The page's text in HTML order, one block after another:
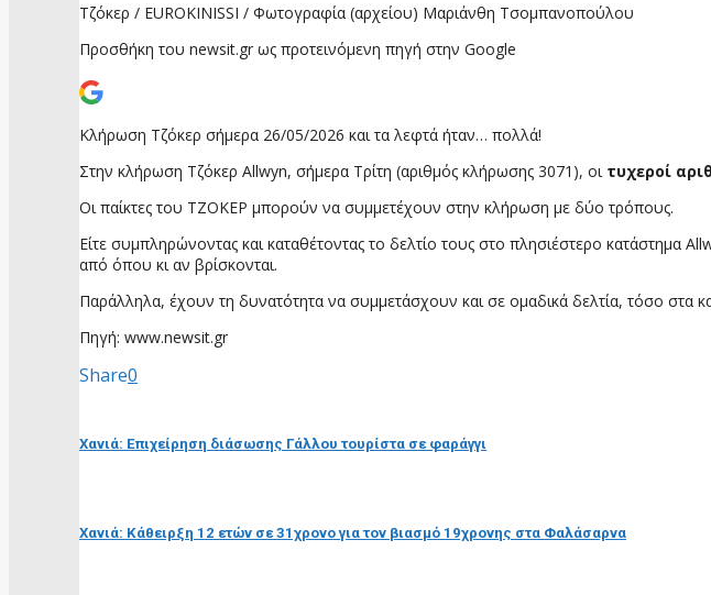
Τζόκερ / EUROKINISSI / Φωτογραφία (αρχείου) Μαριάνθη Τσομπανοπούλου
Προσθήκη του newsit.gr ως προτεινόμενη πηγή στην Google
Κλήρωση Τζόκερ σήμερα 26/05/2026 και τα λεφτά ήταν… πολλά!
Στην κλήρωση Τζόκερ Allwyn, σήμερα Τρίτη (αριθμός κλήρωσης 3071), οι τυχεροί
Οι παίκτες του ΤΖΟΚΕΡ μπορούν να συμμετέχουν στην κλήρωση με δύο τρόπους.
Είτε συμπληρώνοντας και καταθέτοντας το δελτίο τους στο πλησιέστερο κατάστημα
από όπου κι αν βρίσκονται.
Παράλληλα, έχουν τη δυνατότητα να συμμετάσχουν και σε ομαδικά δελτία, τόσο στα
Πηγή: www.newsit.gr
Share0
Χανιά: Επιχείρηση διάσωσης Γάλλου τουρίστα σε φαράγγι
Χανιά: Κάθειρξη 12 ετών σε 31χρονο για τον βιασμό 19χρονης στα Φαλάσαρνα